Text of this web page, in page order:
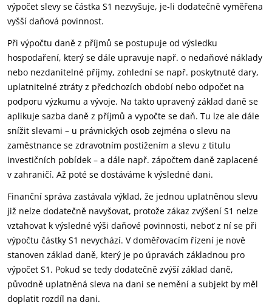
výpočet slevy se částka S1 nezvyšuje, je-li dodatečně vyměřena
vyšší daňová povinnost.
Při výpočtu daně z příjmů se postupuje od výsledku
hospodaření, který se dále upravuje např. o nedaňové náklady
nebo nezdanitelné příjmy, zohlední se např. poskytnuté dary,
uplatnitelné ztráty z předchozích období nebo odpočet na
podporu výzkumu a vývoje. Na takto upravený základ daně se
aplikuje sazba daně z příjmů a vypočte se daň. Tu lze ale dále
snížit slevami – u právnických osob zejména o slevu na
zaměstnance se zdravotním postižením a slevu z titulu
investičních pobídek – a dále např. zápočtem daně zaplacené
v zahraničí. Až poté se dostáváme k výsledné dani.
Finanční správa zastávala výklad, že jednou uplatněnou slevu
již nelze dodatečně navyšovat, protože zákaz zvýšení S1 nelze
vztahovat k výsledné výši daňové povinnosti, neboť z ní se při
výpočtu částky S1 nevychází. V doměřovacím řízení je nově
stanoven základ daně, který je po úpravách základnou pro
výpočet S1. Pokud se tedy dodatečně zvýší základ daně,
původně uplatněná sleva na dani se nemění a subjekt by měl
doplatit rozdíl na dani.